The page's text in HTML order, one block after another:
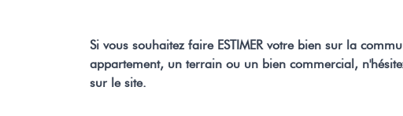
Si vous souhaitez faire ESTIMER votre bien sur la
appartement, un terrain ou un bien commercial,
sur le site.